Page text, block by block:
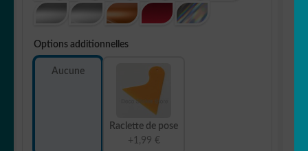
Options additionnelles
Aucune
Raclette de pose
+1,99 €